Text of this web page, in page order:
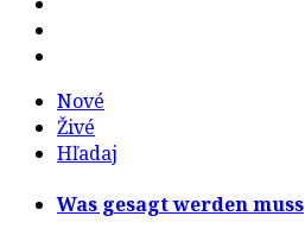
Nové
Živé
Hľadaj
Was gesagt werden muss